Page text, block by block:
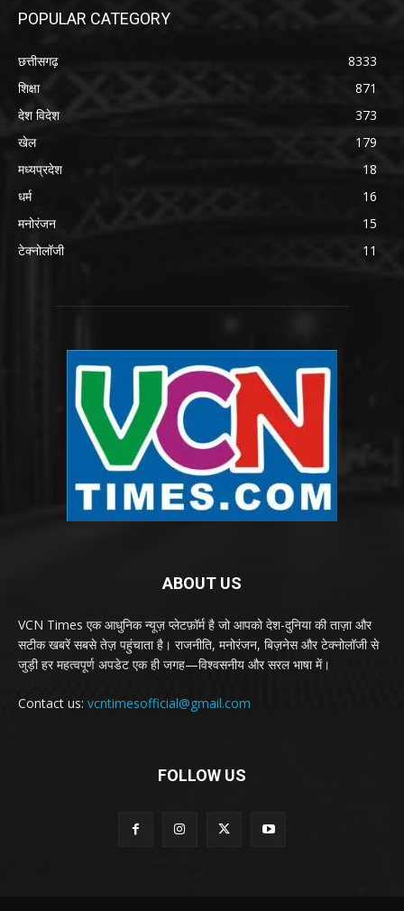
POPULAR CATEGORY
छत्तीसगढ़
8333
शिक्षा
871
देश विदेश
373
खेल
179
मध्यप्रदेश
18
धर्म
16
मनोरंजन
15
टेक्नोलॉजी
11
ABOUT US
VCN Times एक आधुनिक न्यूज़ प्लेटफ़ॉर्म है जो आपको देश-दुनिया की ताज़ा और
सटीक खबरें सबसे तेज़ पहुंचाता है। राजनीति, मनोरंजन, बिज़नेस और टेक्नोलॉजी से
जुड़ी हर महत्वपूर्ण अपडेट एक ही जगह—विश्वसनीय और सरल भाषा में।
Contact us: vcntimesofficial@gmail.com
FOLLOW US